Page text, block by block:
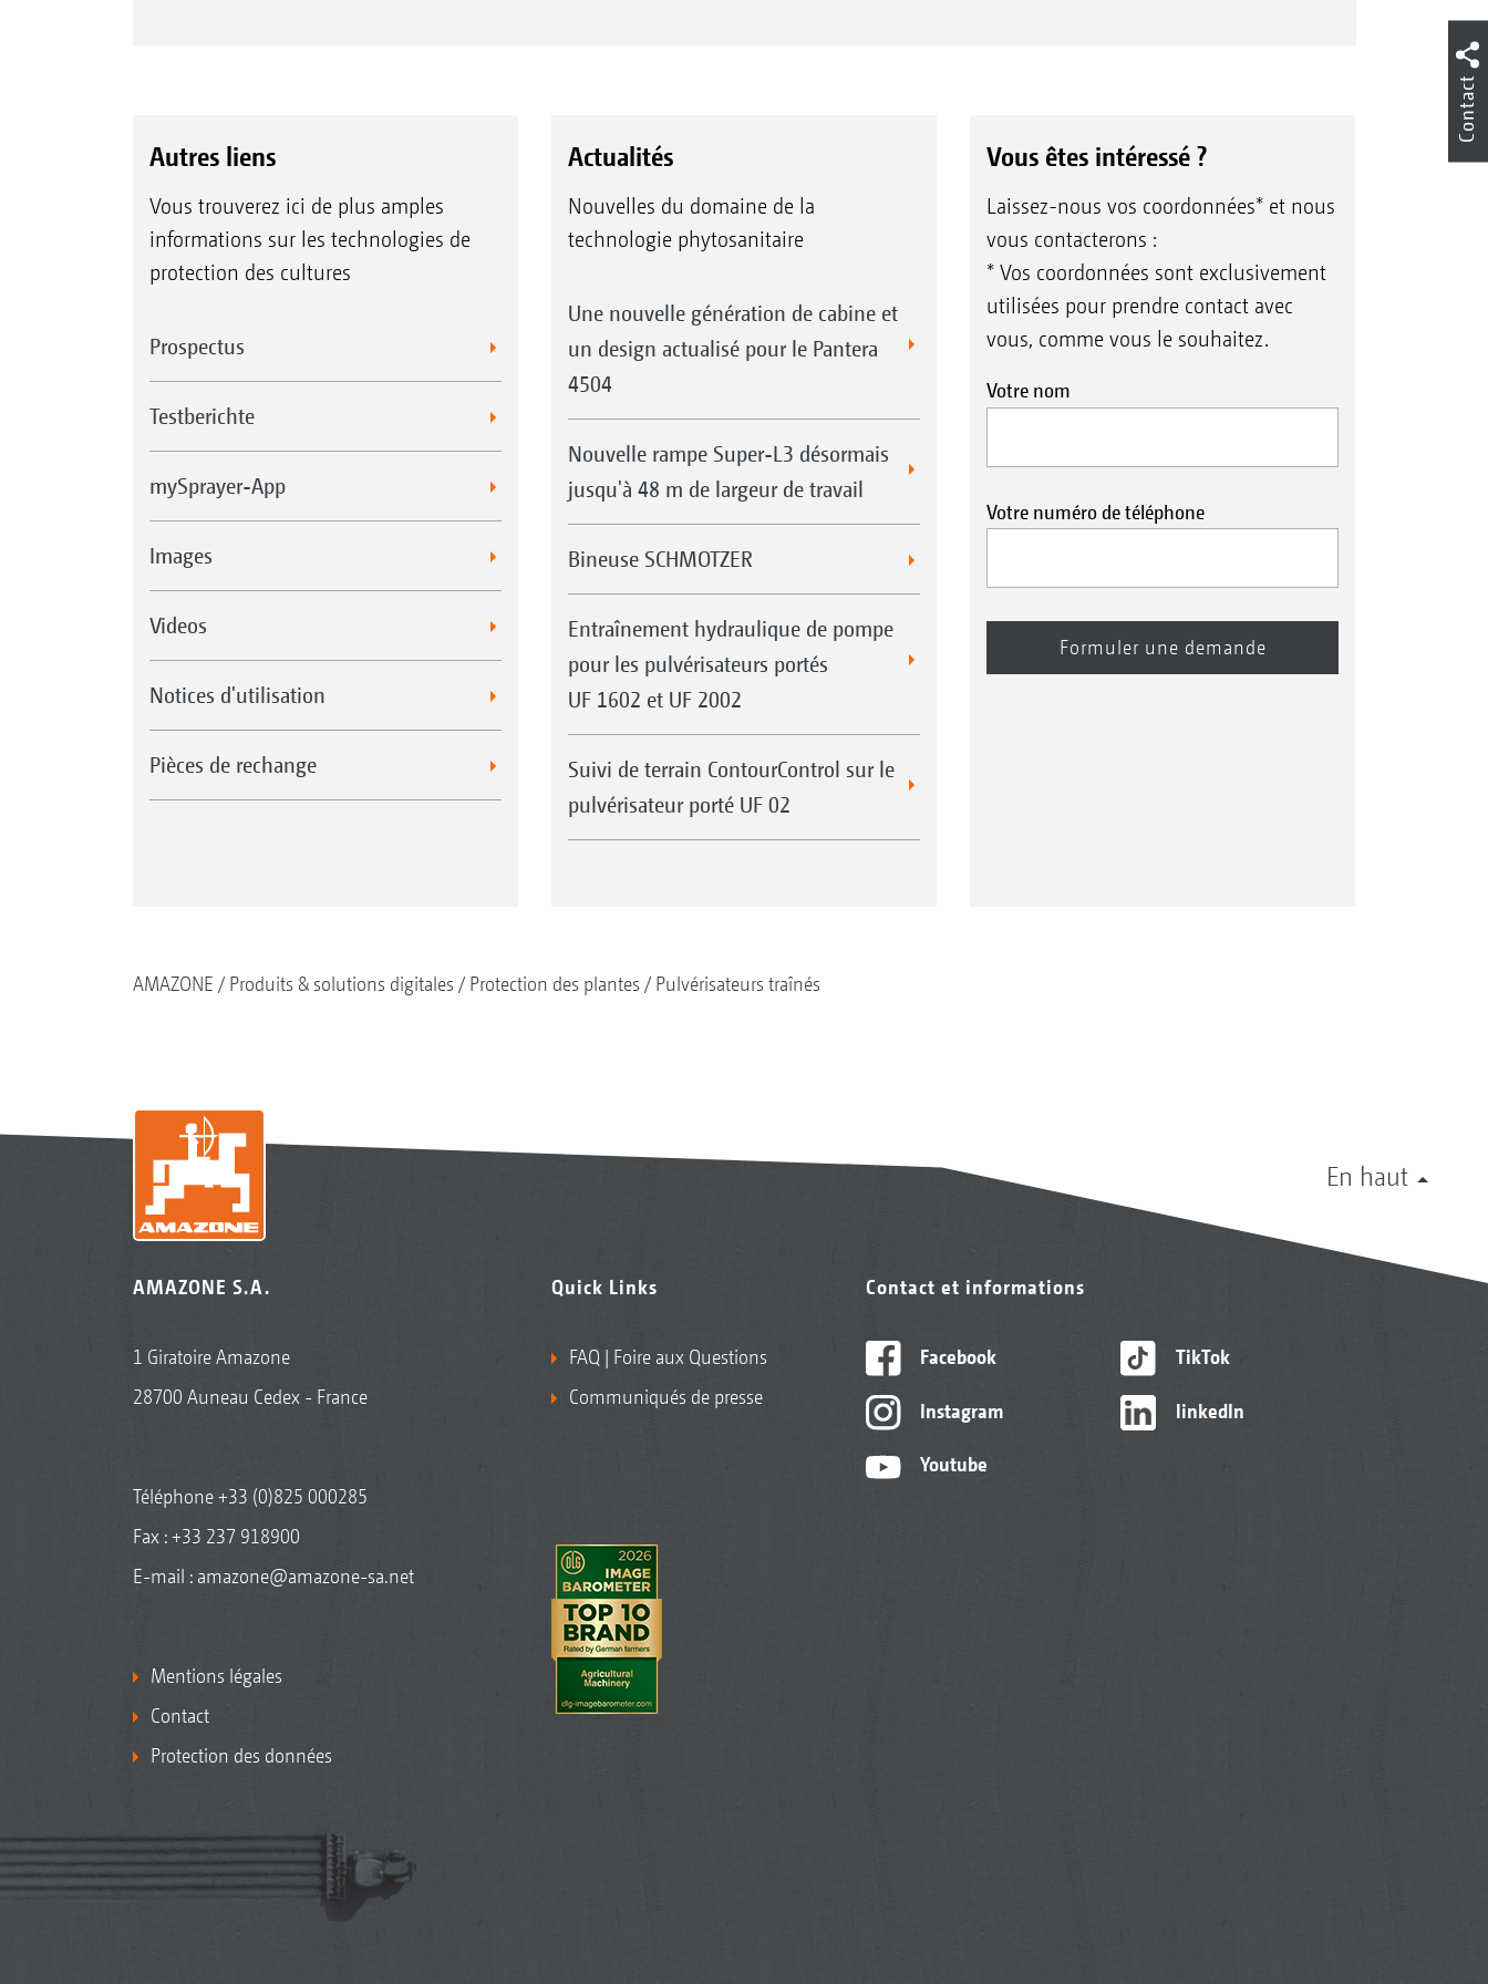
Exemples
3) Buse à jet plat à injection AirMix 110-
04
Lors de l’achat d’un pulvérisateur
AMAZONE, vous recevez gratuitement
une clé de montage des buses qui vous
permet un changement encore plus
simple des buses.
buses de bordure peuvent délimiter avec plus de précision la courbe de
Autres liens
Vous trouverez ici de plus amples
informations sur les technologies de
protection des cultures
Prospectus
Testberichte
mySprayer-App
Images
Videos
Notices d'utilisation
Pièces de rechange
Actualités
Nouvelles du domaine de la
technologie phytosanitaire
Une nouvelle génération de cabine et
un design actualisé pour le Pantera
4504
Nouvelle rampe Super-L3 désormais
jusqu'à 48 m de largeur de travail
Bineuse SCHMOTZER
Entraînement hydraulique de pompe
pour les pulvérisateurs portés
UF 1602 et UF 2002
Suivi de terrain ContourControl sur le
pulvérisateur porté UF 02
Vous êtes intéressé ?
Laissez-nous vos coordonnées* et nous
vous contacterons :
* Vos coordonnées sont exclusivement
utilisées pour prendre contact avec
vous, comme vous le souhaitez.
Votre nom
Votre numéro de téléphone
AMAZONE Produits & solutions digitales Protection des plantes Pulvérisateurs traînés
En haut
AMAZONE S.A.
1 Giratoire Amazone
28700 Auneau Cedex - France
Téléphone+33 (0)825 000285
Fax : +33 237 918900
E-mail : amazone@amazone-sa.net
Mentions légales
Contact
Protection des données
Quick Links
FAQ | Foire aux Questions
Communiqués de presse
Contact et informations
Facebook
Instagram
Youtube
TikTok
linkedIn
Contact